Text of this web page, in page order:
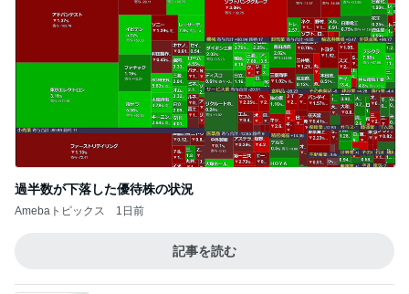
過半数が下落した優待株の状況
Amebaトピックス 1日前
記事を読む